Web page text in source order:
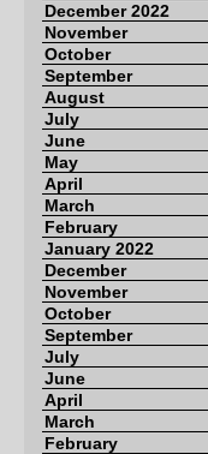
December 2022
November
October
September
August
July
June
May
April
March
February
January 2022
December
November
October
September
July
June
April
March
February